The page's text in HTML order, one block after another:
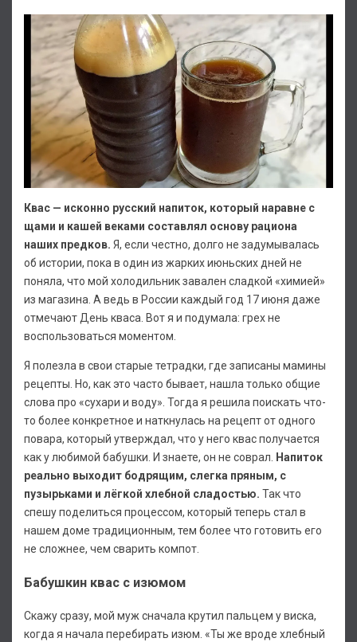
Квас — исконно русский напиток, который наравне с
щами и кашей веками составлял основу рациона
наших предков. Я, если честно, долго не задумывалась
об истории, пока в один из жарких июньских дней не
поняла, что мой холодильник завален сладкой «химией»
из магазина. А ведь в России каждый год 17 июня даже
отмечают День кваса. Вот я и подумала: грех не
воспользоваться моментом.
Я полезла в свои старые тетрадки, где записаны мамины
рецепты. Но, как это часто бывает, нашла только общие
слова про «сухари и воду». Тогда я решила поискать что-
то более конкретное и наткнулась на рецепт от одного
повара, который утверждал, что у него квас получается
как у любимой бабушки. И знаете, он не соврал. Напиток
реально выходит бодрящим, слегка пряным, с
пузырьками и лёгкой хлебной сладостью. Так что
спешу поделиться процессом, который теперь стал в
нашем доме традиционным, тем более что готовить его
не сложнее, чем сварить компот.
Бабушкин квас с изюмом
Скажу сразу, мой муж сначала крутил пальцем у виска,
когда я начала перебирать изюм. «Ты же вроде хлебный